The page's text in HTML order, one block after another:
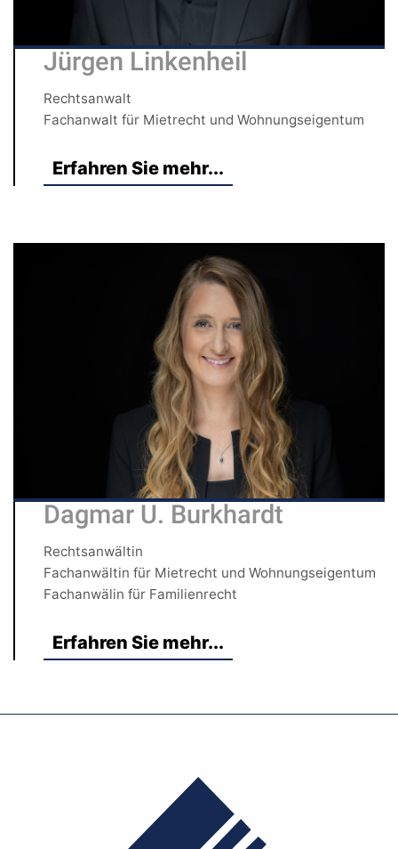
Jürgen Linkenheil
Rechtsanwalt
Fachanwalt für Mietrecht und Wohnungseigentum
Erfahren Sie mehr...
Dagmar U. Burkhardt
Rechtsanwältin
Fachanwältin für Mietrecht und Wohnungseigentum
Fachanwälin für Familienrecht
Erfahren Sie mehr...